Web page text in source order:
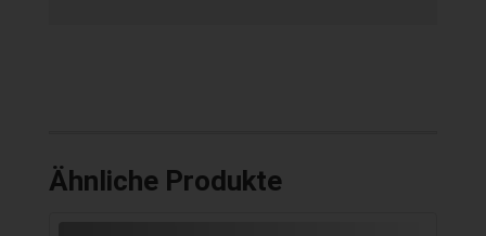
Ähnliche Produkte